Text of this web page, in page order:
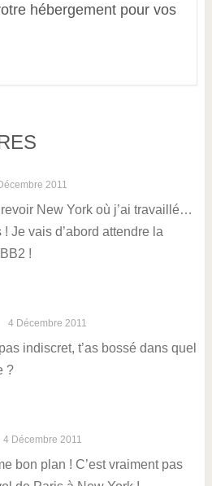
hébergement pour vos
2011
New York où j’ai travaillé…
Je vais d’abord attendre la
!
4 Décembre 2011
indiscret, t’as bossé dans quel
?
4 Décembre 2011
bon plan ! C’est vraiment pas